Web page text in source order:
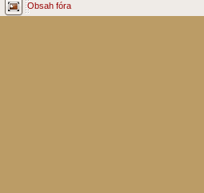
Obsah fóra